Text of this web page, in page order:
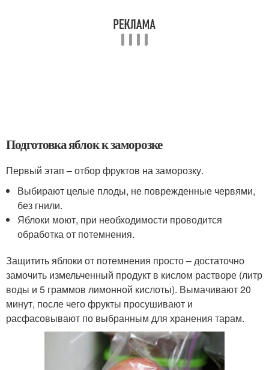
Подготовка яблок к заморозке
Первый этап – отбор фруктов на заморозку.
Выбирают целые плоды, не поврежденные червями,
без гнили.
Яблоки моют, при необходимости проводится
обработка от потемнения.
Защитить яблоки от потемнения просто – достаточно
замочить измельченный продукт в кислом растворе (литр
воды и 5 граммов лимонной кислоты). Вымачивают 20
минут, после чего фрукты просушивают и
расфасовывают по выбранным для хранения тарам.